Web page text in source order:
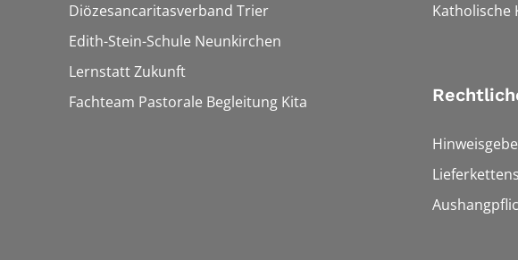
Diözesancaritasverband Trier
Edith-Stein-Schule Neunkirchen
Lernstatt Zukunft
Fachteam Pastorale Begleitung Kita
Katholische